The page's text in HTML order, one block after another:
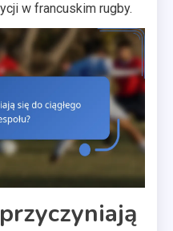
w francuskim rugby.